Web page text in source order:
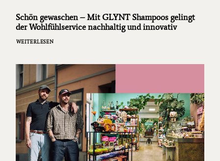
Schön gewaschen – Mit GLYNT Shampoos gelingt
der Wohlfühlservice nachhaltig und innovativ
WEITERLESEN